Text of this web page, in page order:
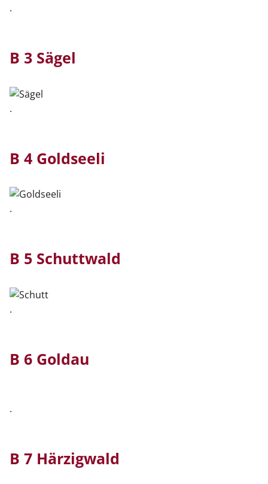
.
B 3 Sägel
.
B 4 Goldseeli
.
B 5 Schuttwald
.
B 6 Goldau
.
B 7 Härzigwald